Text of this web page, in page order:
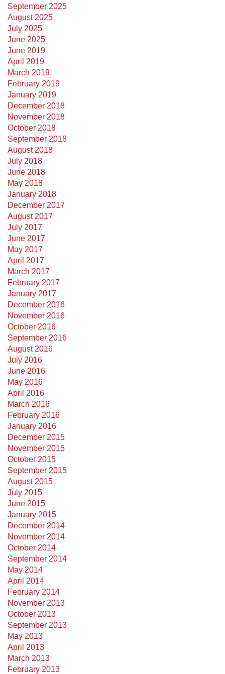
September 2025
August 2025
July 2025
June 2025
June 2019
April 2019
March 2019
February 2019
January 2019
December 2018
November 2018
October 2018
September 2018
August 2018
July 2018
June 2018
May 2018
January 2018
December 2017
August 2017
July 2017
June 2017
May 2017
April 2017
March 2017
February 2017
January 2017
December 2016
November 2016
October 2016
September 2016
August 2016
July 2016
June 2016
May 2016
April 2016
March 2016
February 2016
January 2016
December 2015
November 2015
October 2015
September 2015
August 2015
July 2015
June 2015
January 2015
December 2014
November 2014
October 2014
September 2014
May 2014
April 2014
February 2014
November 2013
October 2013
September 2013
May 2013
April 2013
March 2013
February 2013